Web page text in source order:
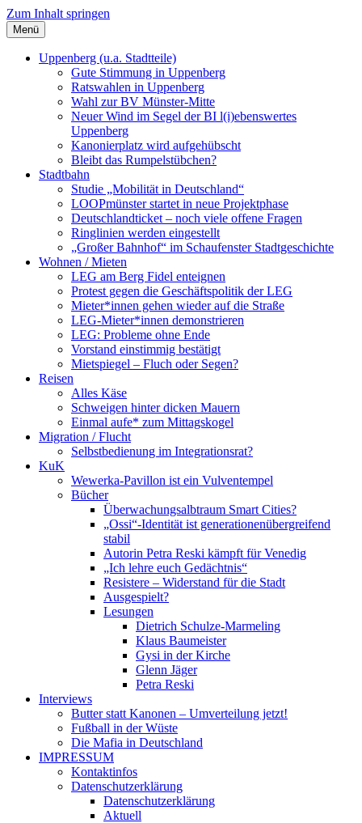
Zum Inhalt springen
Szybalski.de
Infos über und von Werner Szybalski (Münster)
Menü
Uppenberg (u.a. Stadtteile)
Gute Stimmung in Uppenberg
Ratswahlen in Uppenberg
Wahl zur BV Münster-Mitte
Neuer Wind im Segel der BI l(i)ebenswertes
Uppenberg
Kanonierplatz wird aufgehübscht
Bleibt das Rumpelstübchen?
Stadtbahn
Studie „Mobilität in Deutschland“
LOOPmünster startet in neue Projektphase
Deutschlandticket – noch viele offene Fragen
Ringlinien werden eingestellt
„Großer Bahnhof“ im Schaufenster Stadtgeschichte
Wohnen / Mieten
LEG am Berg Fidel enteignen
Protest gegen die Geschäftspolitik der LEG
Mieter*innen gehen wieder auf die Straße
LEG-Mieter*innen demonstrieren
LEG: Probleme ohne Ende
Vorstand einstimmig bestätigt
Mietspiegel – Fluch oder Segen?
Reisen
Alles Käse
Schweigen hinter dicken Mauern
Einmal aufe* zum Mittagskogel
Migration / Flucht
Selbstbedienung im Integrationsrat?
KuK
Wewerka-Pavillon ist ein Vulventempel
Bücher
Überwachungsalbtraum Smart Cities?
„Ossi“-Identität ist generationenübergreifend
stabil
Autorin Petra Reski kämpft für Venedig
„Ich lehre euch Gedächtnis“
Resistere – Widerstand für die Stadt
Ausgespielt?
Lesungen
Dietrich Schulze-Marmeling
Klaus Baumeister
Gysi in der Kirche
Glenn Jäger
Petra Reski
Interviews
Butter statt Kanonen – Umverteilung jetzt!
Fußball in der Wüste
Die Mafia in Deutschland
IMPRESSUM
Kontaktinfos
Datenschutzerklärung
Datenschutzerklärung
Aktuell